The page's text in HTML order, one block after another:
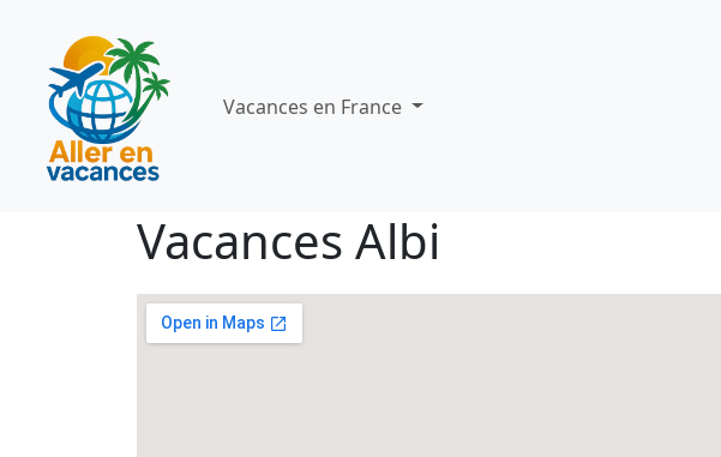
Vacances en France
Vacances Albi